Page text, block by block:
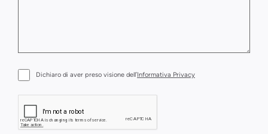
Dichiaro di aver preso visione dell’Informativa Privacy